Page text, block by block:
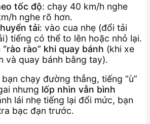
tốc độ: chạy 40 km/h nghe
h nghe rõ hơn.
tải: vào cua nhẹ (đổi tải
tiếng có thể to lên hoặc nhỏ lại.
rào” khi quay bánh (khi xe
và quay bánh bằng tay).
chạy đường thẳng, tiếng “ù”
nhưng lốp nhìn vẫn bình
lái nhẹ tiếng lại đổi mức, bạn
bạc đạn trước.